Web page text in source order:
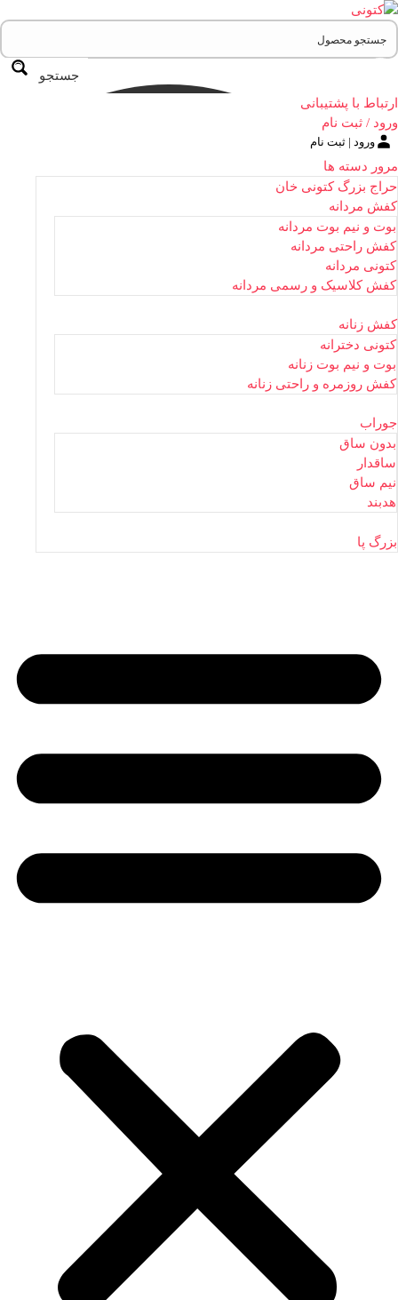
جستجو
ارتباط با پشتیبانی
ورود / ثبت نام
ورود | ثبت نام
مرور دسته ها
حراج بزرگ کتونی خان
کفش مردانه
بوت و نیم بوت مردانه
کفش راحتی مردانه
کتونی مردانه
کفش کلاسیک و رسمی مردانه
کفش زنانه
کتونی دخترانه
بوت و نیم بوت زنانه
کفش روزمره و راحتی زنانه
جوراب
بدون ساق
ساقدار
نیم ساق
هدبند
بزرگ پا